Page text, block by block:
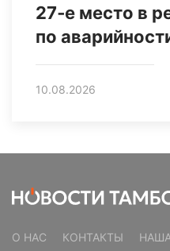
27‑е место в
по
10.08.2026
О НАС КОНТАКТЫ